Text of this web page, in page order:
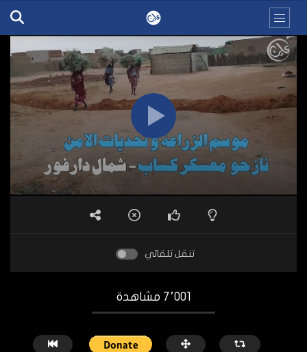
تنقل تلقائي
7٬001 مشاهدة